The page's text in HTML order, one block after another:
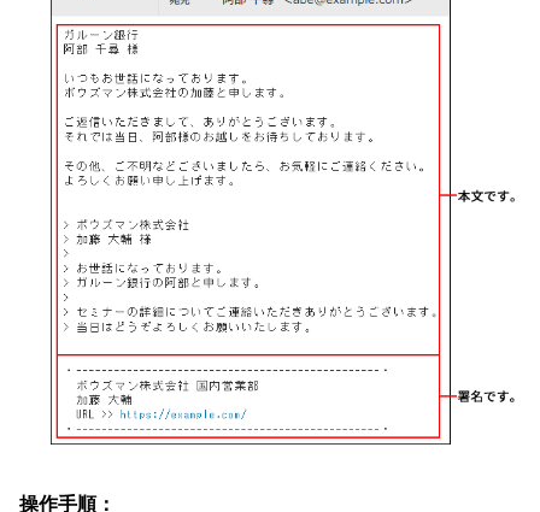
操作手順：